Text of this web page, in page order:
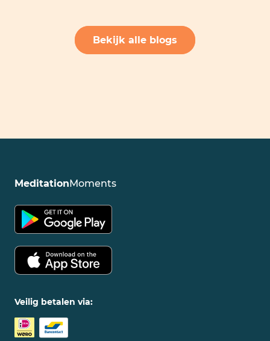
Bekijk alle blogs
Meditation Moments
Veilig betalen via: